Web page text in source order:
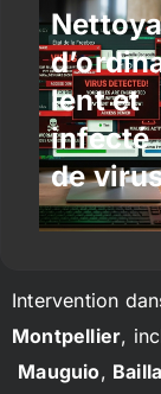
lent et
infecté
de
Intervention
Montpellier,
Mauguio,